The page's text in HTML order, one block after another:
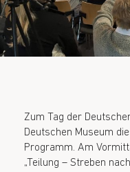
Zum Tag der
Deutschen Museum
Programm. Am
„Teilung – Streben